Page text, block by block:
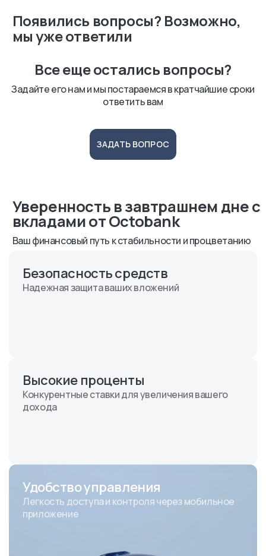
Появились вопросы? Возможно,
мы уже ответили
Все еще остались вопросы?
Задайте его нам и мы постараемся в кратчайшие сроки
ответить вам
ЗАДАТЬ ВОПРОС
Уверенность в завтрашнем дне с
вкладами от Octobank
Ваш финансовый путь к стабильности и процветанию
Безопасность средств
Надежная защита ваших вложений
Высокие проценты
Конкурентные ставки для увеличения вашего
дохода
Удобство управления
Легкость доступа и контроля через мобильное
приложение